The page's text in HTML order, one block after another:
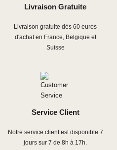
Livraison Gratuite
Livraison gratuite dès 60 euros
d'achat en France, Belgique et
Suisse
Service Client
Notre service client est disponible 7
jours sur 7 de 8h à 17h.